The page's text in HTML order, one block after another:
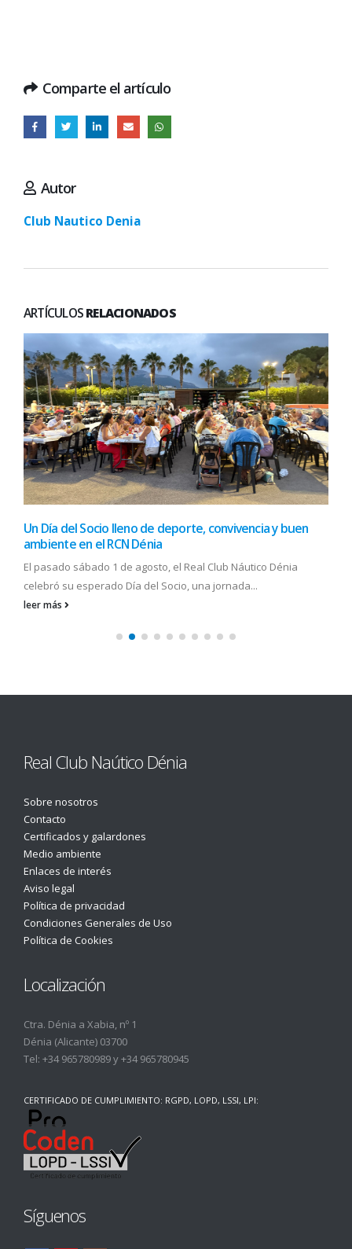
Comparte el artículo
Autor
Club Nautico Denia
ARTÍCULOSRELACIONADOS
Un Día del Socio lleno de deporte, convivencia y buen
ambiente en el RCN Dénia
El pasado sábado 1 de agosto, el Real Club Náutico Dénia
celebró su esperado Día del Socio, una jornada...
leer más
Real Club Naútico Dénia
Sobre nosotros
Contacto
Certificados y galardones
Medio ambiente
Enlaces de interés
Aviso legal
Política de privacidad
Condiciones Generales de Uso
Política de Cookies
Localización
Ctra. Dénia a Xabia, nº 1
Dénia (Alicante) 03700
Tel: +34 965780989y+34 965780945
CERTIFICADO DE CUMPLIMIENTO: RGPD, LOPD, LSSI, LPI:
Síguenos